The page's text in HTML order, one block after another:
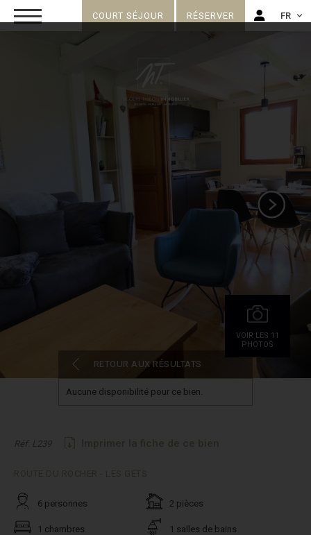
COURT SÉJOUR RÉSERVER FR
EN
VOIR LES 11
PHOTOS
RETOUR AUX RÉSULTATS
Aucune disponibilité pour ce bien.
Réf. L239
6 personnes 2 pièces
1 chambres 1 salles de bains